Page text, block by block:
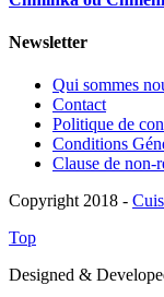
Newsletter
Qui sommes
Contact
Politique de
Conditions
Clause de non-
Copyright 2018 -
Top
Designed &